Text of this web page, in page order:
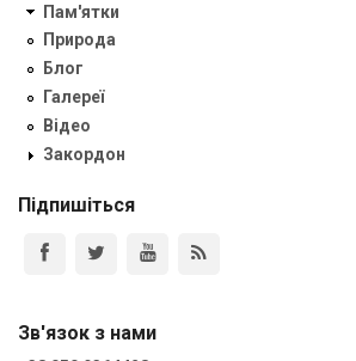
Пам'ятки
Природа
Блог
Галереї
Відео
Закордон
Підпишіться
Зв'язок з нами